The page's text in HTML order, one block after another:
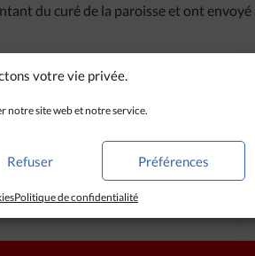
votre vie privée.
notre site web et notre service.
Refuser Préférences
Politique de confidentialité
du curé de la paroisse et ont
religieux se produit dans le cadre
déjà très ancien, a été remis à